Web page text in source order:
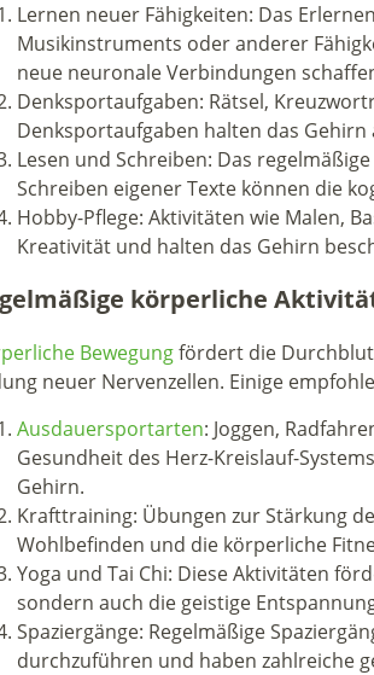
Lernen neuer Fähigkeiten: Das
Musikinstruments oder anderer
neue neuronale Verbindungen
Denksportaufgaben: Rätsel,
Denksportaufgaben halten das
Lesen und Schreiben: Das
Schreiben eigener Texte können die
Hobby-Pflege: Aktivitäten wie Malen,
Kreativität und halten das Gehirn
körperliche
Bewegungfördert die
neuer Nervenzellen. Einige
Ausdauersportarten: Joggen,
Gesundheit des Herz-Kreislauf-
Gehirn.
Krafttraining: Übungen zur Stärkung
Wohlbefinden und die körperliche
Yoga und Tai Chi: Diese Aktivitäten
sondern auch die geistige
Spaziergänge: Regelmäßige
durchzuführen und haben zahlreiche